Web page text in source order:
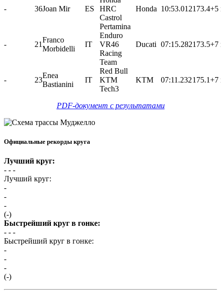
- 36Joan Mir ES
HRC
Castrol
Honda 10:53.012173.4+5
- 21
Franco
Morbidelli
IT
Pertamina
Enduro
VR46
Racing
Team
Ducati 07:15.282173.5+7
- 23
Enea
Bastianini
IT
Red Bull
KTM
Tech3
KTM 07:11.232175.1+7
PDF-документ с результатами
Официальные рекорды круга
Лучший круг:
- - -
Лучший круг:
-
-
-
(-)
Быстрейший круг в гонке:
- - -
Быстрейший круг в гонке:
-
-
-
(-)